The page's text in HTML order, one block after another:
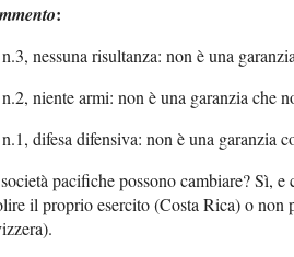
:
nessuna risultanza: non è una
niente armi: non è una garanzia che
difesa difensiva: non è una garanzia
pacifiche possono cambiare? Sì,
il proprio esercito (Costa Rica) o non